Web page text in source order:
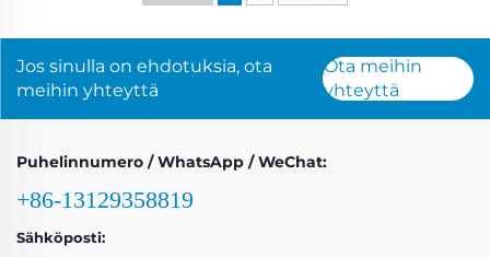
Jos sinulla on ehdotuksia, ota
meihin yhteyttä
Ota meihin
yhteyttä
Puhelinnumero / WhatsApp / WeChat:
+86-13129358819
Sähköposti: